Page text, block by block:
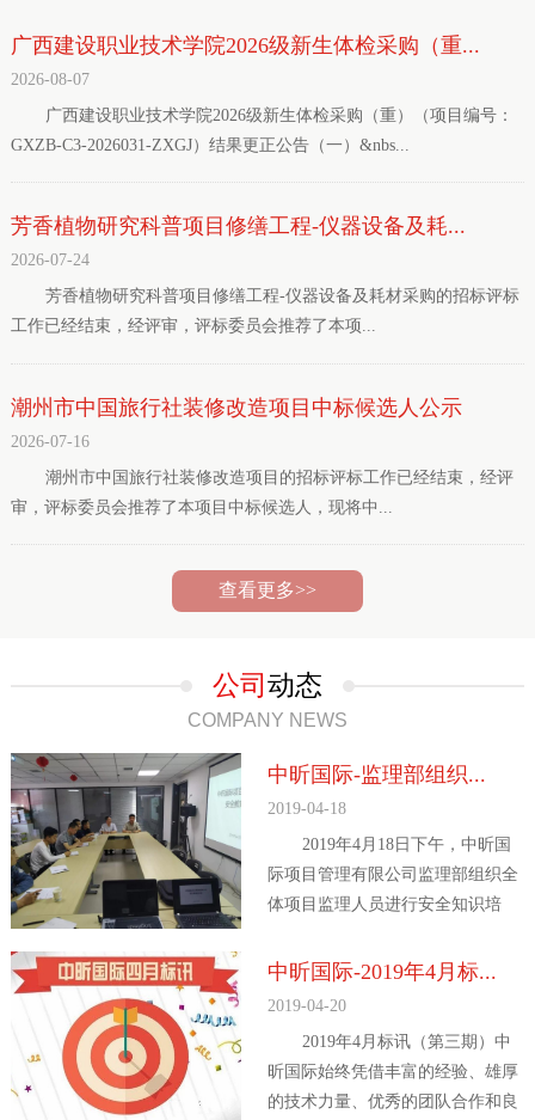
广西建设职业技术学院2026级新生体检采购（重...
2026-08-07
广西建设职业技术学院2026级新生体检采购（重）（项目编号：
GXZB-C3-2026031-ZXGJ）结果更正公告（一）&nbs...
芳香植物研究科普项目修缮工程-仪器设备及耗...
2026-07-24
芳香植物研究科普项目修缮工程-仪器设备及耗材采购的招标评标
工作已经结束，经评审，评标委员会推荐了本项...
潮州市中国旅行社装修改造项目中标候选人公示
2026-07-16
潮州市中国旅行社装修改造项目的招标评标工作已经结束，经评
审，评标委员会推荐了本项目中标候选人，现将中...
查看更多>>
公司动态
COMPANY NEWS
中昕国际-监理部组织...
2019-04-18
2019年4月18日下午，中昕国
际项目管理有限公司监理部组织全
体项目监理人员进行安全知识培
中昕国际-2019年4月标...
2019-04-20
2019年4月标讯（第三期）中
昕国际始终凭借丰富的经验、雄厚
的技术力量、优秀的团队合作和良